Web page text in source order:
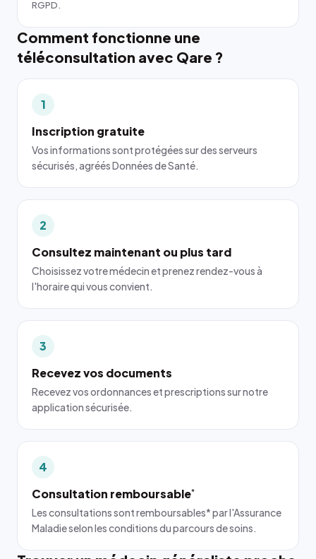
RGPD.
Comment fonctionne une
téléconsultation avec Qare ?
1
Inscription gratuite
Vos informations sont protégées sur des serveurs
sécurisés, agréés Données de Santé.
2
Consultez maintenant ou plus tard
Choisissez votre médecin et prenez rendez-vous à
l'horaire qui vous convient.
3
Recevez vos documents
Recevez vos ordonnances et prescriptions sur notre
application sécurisée.
4
Consultation remboursable*
Les consultations sont remboursables* par l'Assurance
Maladie selon les conditions du parcours de soins.